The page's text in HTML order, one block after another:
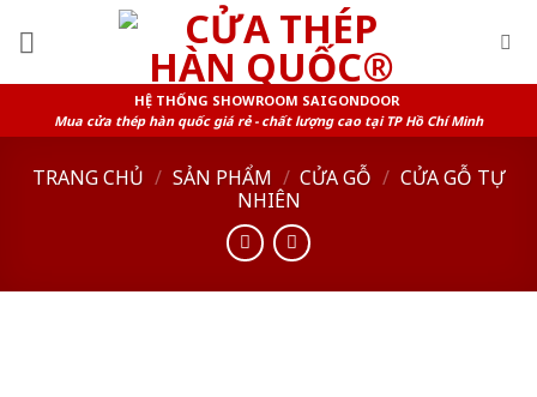
HỆ THỐNG SHOWROOM SAIGONDOOR
Mua cửa thép hàn quốc giá rẻ - chất lượng cao tại TP Hồ Chí Minh
TRANG CHỦ / SẢN PHẨM / CỬA GỖ / CỬA GỖ TỰ
NHIÊN